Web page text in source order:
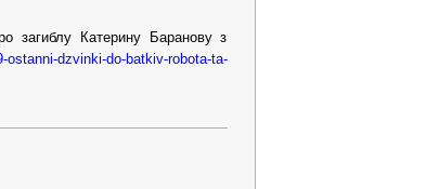
загиблу Катерину Баранову з
dzvinki-do-batkiv-robota-ta-